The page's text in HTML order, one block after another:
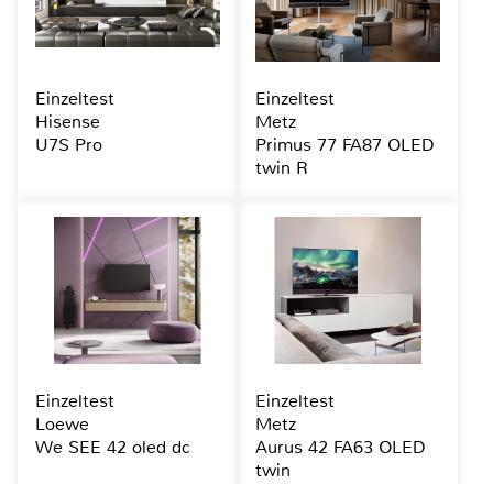
Einzeltest
Hisense
U7S Pro
Einzeltest
Metz
Primus 77 FA87 OLED
twin R
Einzeltest
Loewe
We SEE 42 oled dc
Einzeltest
Metz
Aurus 42 FA63 OLED
twin